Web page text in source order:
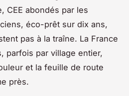
CEE abondés par les
éco-prêt sur dix ans,
pas à la traîne. La France
parfois par village entier,
et la feuille de route
près.